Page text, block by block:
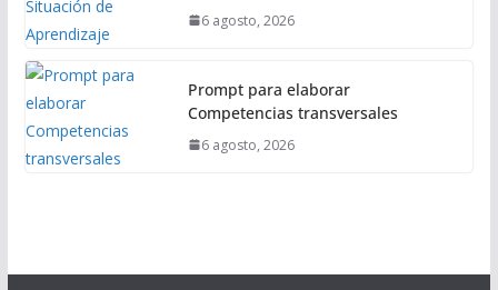
6 agosto, 2026
Prompt para elaborar
Competencias transversales
6 agosto, 2026